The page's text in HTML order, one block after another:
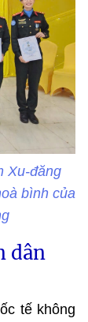
Xu-đăng
bình của
dân
tế không